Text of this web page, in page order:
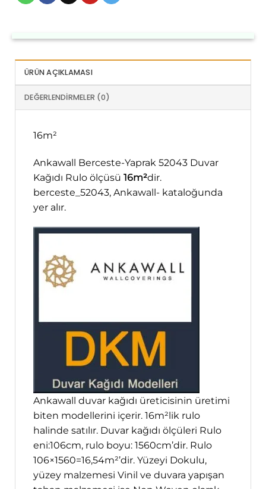
ÜRÜN AÇIKLAMASI
DEĞERLENDIRMELER (0)
16m²
Ankawall Berceste-Yaprak 52043 Duvar
Kağıdı Rulo ölçüsü 16m²dir.
berceste_52043, Ankawall- kataloğunda
yer alır.
Ankawall duvar kağıdı üreticisinin üretimi
biten modellerini içerir. 16m²lik rulo
halinde satılır. Duvar kağıdı ölçüleri Rulo
eni:106cm, rulo boyu: 1560cm’dir. Rulo
106×1560=16,54m²’dir. Yüzeyi Dokulu,
yüzey malzemesi Vinil ve duvara yapışan